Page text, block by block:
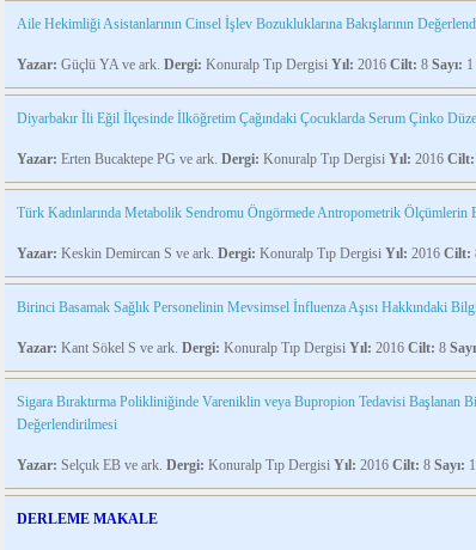
Aile Hekimliği Asistanlarının Cinsel İşlev Bozukluklarına Bakışlarının
Yazar: Güçlü YA ve ark. Dergi: Konuralp Tıp Dergisi Yıl: 2016 Cilt: 8 Sayı: 1
Diyarbakır İli Eğil İlçesinde İlköğretim Çağındaki Çocuklarda Serum Çinko
Yazar: Erten Bucaktepe PG ve ark. Dergi: Konuralp Tıp Dergisi Yıl: 2016 Cilt:
Türk Kadınlarında Metabolik Sendromu Öngörmede Antropometrik Ölçümlerin
Yazar: Keskin Demircan S ve ark. Dergi: Konuralp Tıp Dergisi Yıl: 2016 Cilt:
Birinci Basamak Sağlık Personelinin Mevsimsel İnfluenza Aşısı Hakkındaki
Yazar: Kant Sökel S ve ark. Dergi: Konuralp Tıp Dergisi Yıl: 2016 Cilt: 8
Sigara Bıraktırma Polikliniğinde Vareniklin veya Bupropion Tedavisi Başlanan
Değerlendirilmesi
Yazar: Selçuk EB ve ark. Dergi: Konuralp Tıp Dergisi Yıl: 2016 Cilt: 8 Sayı: 1
DERLEME MAKALE